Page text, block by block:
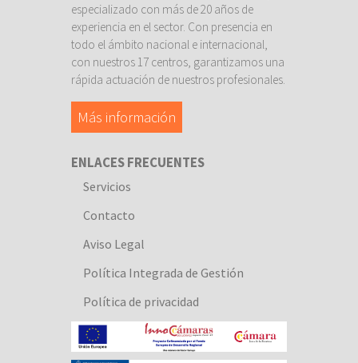
especializado con más de 20 años de
experiencia en el sector. Con presencia en
todo el ámbito nacional e internacional,
con nuestros 17 centros, garantizamos una
rápida actuación de nuestros profesionales.
Más información
ENLACES FRECUENTES
Servicios
Contacto
Aviso Legal
Política Integrada de Gestión
Política de privacidad